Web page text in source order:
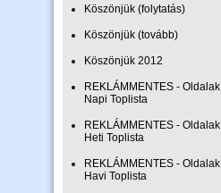
Köszönjük (folytatás)
Köszönjük (tovább)
Köszönjük 2012
REKLÁMMENTES - Oldalak
Napi Toplista
REKLÁMMENTES - Oldalak
Heti Toplista
REKLÁMMENTES - Oldalak
Havi Toplista